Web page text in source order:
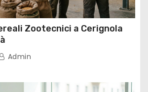
Zootecnici a Cerignola
Admin